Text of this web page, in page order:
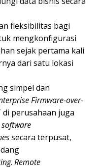
fleksibilitas bagi
mengkonfigurasi
sejak pertama kali
dari satu lokasi
simpel dan
Firmware-over-
di perusahaan juga
software
secara terpusat,
. Remote